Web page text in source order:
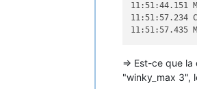
11:51:44.151
11:51:57.234
11:51:57.435
=> Est-ce que
"winky_max 3",